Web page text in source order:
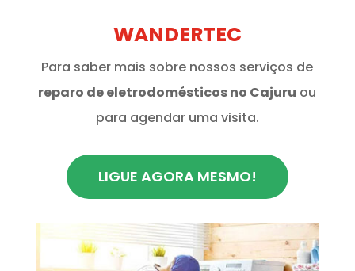
WANDERTEC
Para saber mais sobre nossos serviços de
reparo de eletrodomésticos no Cajuru ou
para agendar uma visita.
LIGUE AGORA MESMO!